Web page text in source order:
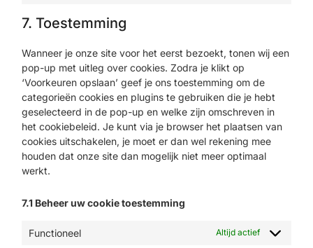
7. Toestemming
Wanneer je onze site voor het eerst bezoekt, tonen wij een
pop-up met uitleg over cookies. Zodra je klikt op
‘Voorkeuren opslaan’ geef je ons toestemming om de
categorieën cookies en plugins te gebruiken die je hebt
geselecteerd in de pop-up en welke zijn omschreven in
het cookiebeleid. Je kunt via je browser het plaatsen van
cookies uitschakelen, je moet er dan wel rekening mee
houden dat onze site dan mogelijk niet meer optimaal
werkt.
7.1 Beheer uw cookie toestemming
Functioneel Altijd actief